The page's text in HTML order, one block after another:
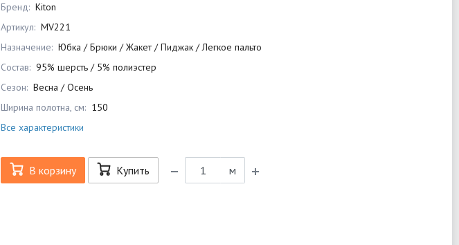
Бренд: Kiton
Артикул: MV221
Назначение: Юбка / Брюки / Жакет / Пиджак / Легкое пальто
Состав: 95% шерсть / 5% полиэстер
Сезон: Весна / Осень
Ширина полотна, см: 150
Все характеристики
В корзину Купить м